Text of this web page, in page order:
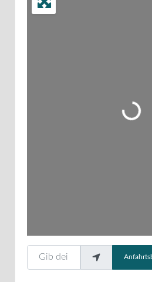
Wird
Gib deinen Standort ein.